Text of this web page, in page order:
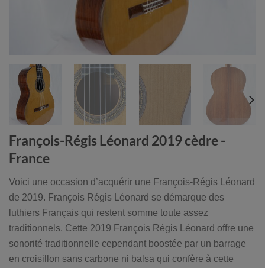
François-Régis Léonard 2019 cèdre -
France
Voici une occasion d’acquérir une François-Régis Léonard
de 2019. François Régis Léonard se démarque des
luthiers Français qui restent somme toute assez
traditionnels. Cette 2019 François Régis Léonard offre une
sonorité traditionnelle cependant boostée par un barrage
en croisillon sans carbone ni balsa qui confère à cette